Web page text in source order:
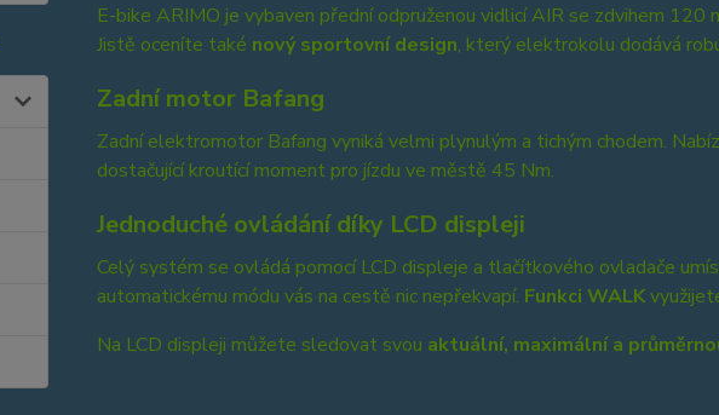
E-bike ARIMO je vybaven přední odpruženou vidlicí AIR se zdvihem
Jistě oceníte také nový sportovní design, který elektrokolu dodává
Zadní motor Bafang
Zadní elektromotor Bafang vyniká velmi plynulým a tichým chodem.
dostačující kroutící moment pro jízdu ve městě 45 Nm.
Jednoduché ovládání díky LCD displeji
Celý systém se ovládá pomocí LCD displeje a tlačítkového ovladače
automatickému módu vás na cestě nic nepřekvapí. Funkci WALK
Na LCD displeji můžete sledovat svou aktuální, maximální a